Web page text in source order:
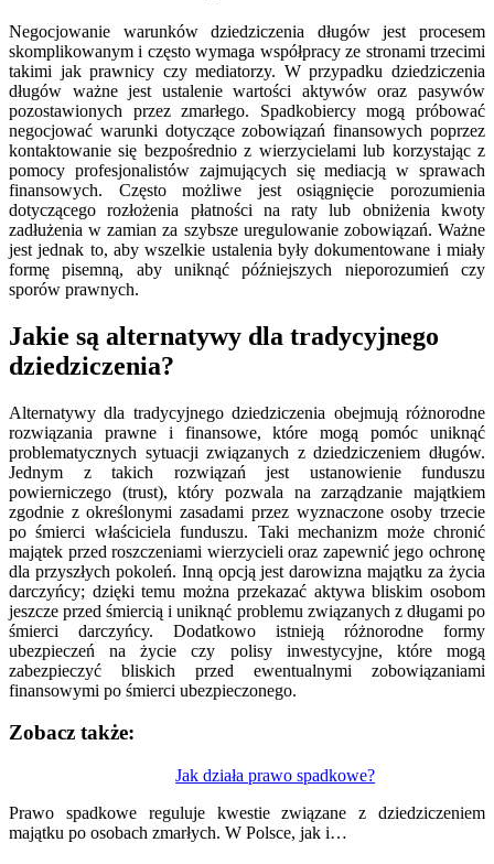
Negocjowanie warunków dziedziczenia długów jest procesem
skomplikowanym i często wymaga współpracy ze stronami trzecimi
takimi jak prawnicy czy mediatorzy. W przypadku dziedziczenia
długów ważne jest ustalenie wartości aktywów oraz pasywów
pozostawionych przez zmarłego. Spadkobiercy mogą próbować
negocjować warunki dotyczące zobowiązań finansowych poprzez
kontaktowanie się bezpośrednio z wierzycielami lub korzystając z
pomocy profesjonalistów zajmujących się mediacją w sprawach
finansowych. Często możliwe jest osiągnięcie porozumienia
dotyczącego rozłożenia płatności na raty lub obniżenia kwoty
zadłużenia w zamian za szybsze uregulowanie zobowiązań. Ważne
jest jednak to, aby wszelkie ustalenia były dokumentowane i miały
formę pisemną, aby uniknąć późniejszych nieporozumień czy
sporów prawnych.
Jakie są alternatywy dla tradycyjnego
dziedziczenia?
Alternatywy dla tradycyjnego dziedziczenia obejmują różnorodne
rozwiązania prawne i finansowe, które mogą pomóc uniknąć
problematycznych sytuacji związanych z dziedziczeniem długów.
Jednym z takich rozwiązań jest ustanowienie funduszu
powierniczego (trust), który pozwala na zarządzanie majątkiem
zgodnie z określonymi zasadami przez wyznaczone osoby trzecie
po śmierci właściciela funduszu. Taki mechanizm może chronić
majątek przed roszczeniami wierzycieli oraz zapewnić jego ochronę
dla przyszłych pokoleń. Inną opcją jest darowizna majątku za życia
darczyńcy; dzięki temu można przekazać aktywa bliskim osobom
jeszcze przed śmiercią i uniknąć problemu związanych z długami po
śmierci darczyńcy. Dodatkowo istnieją różnorodne formy
ubezpieczeń na życie czy polisy inwestycyjne, które mogą
zabezpieczyć bliskich przed ewentualnymi zobowiązaniami
finansowymi po śmierci ubezpieczonego.
Zobacz także:
Jak działa prawo spadkowe?
Prawo spadkowe reguluje kwestie związane z dziedziczeniem
majątku po osobach zmarłych. W Polsce, jak i…
wpisu